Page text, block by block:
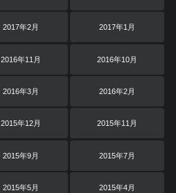
2017年2月 2017年1月
2016年11月 2016年10月
2016年3月 2016年2月
2015年12月 2015年11月
2015年9月 2015年7月
2015年5月 2015年4月